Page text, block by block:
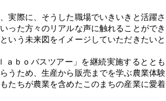
実際に、そうした職場でいきいきと活躍さ
った方々のリアルな声に触れることができ
いう未来図をイメージしていただきたいと
ｂｏバスツアー」を継続実施するととも
うため、生産から販売までを学ぶ農業体験
たちが農業を含めたこのまちの産業に愛着